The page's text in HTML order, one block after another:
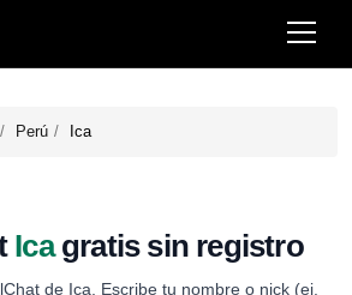
Perú Ica
Icagratis sin registro
de Ica, Escribe tu nombre o nick (ej.